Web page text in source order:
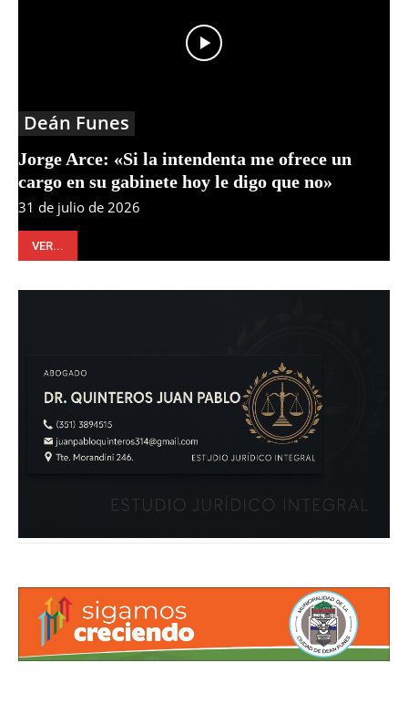
Deán Funes
Jorge Arce: «Si la intendenta me ofrece un
cargo en su gabinete hoy le digo que no»
31 de julio de 2026
VER...